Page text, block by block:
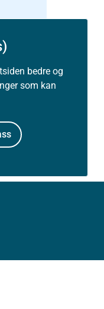
bedre og
som kan